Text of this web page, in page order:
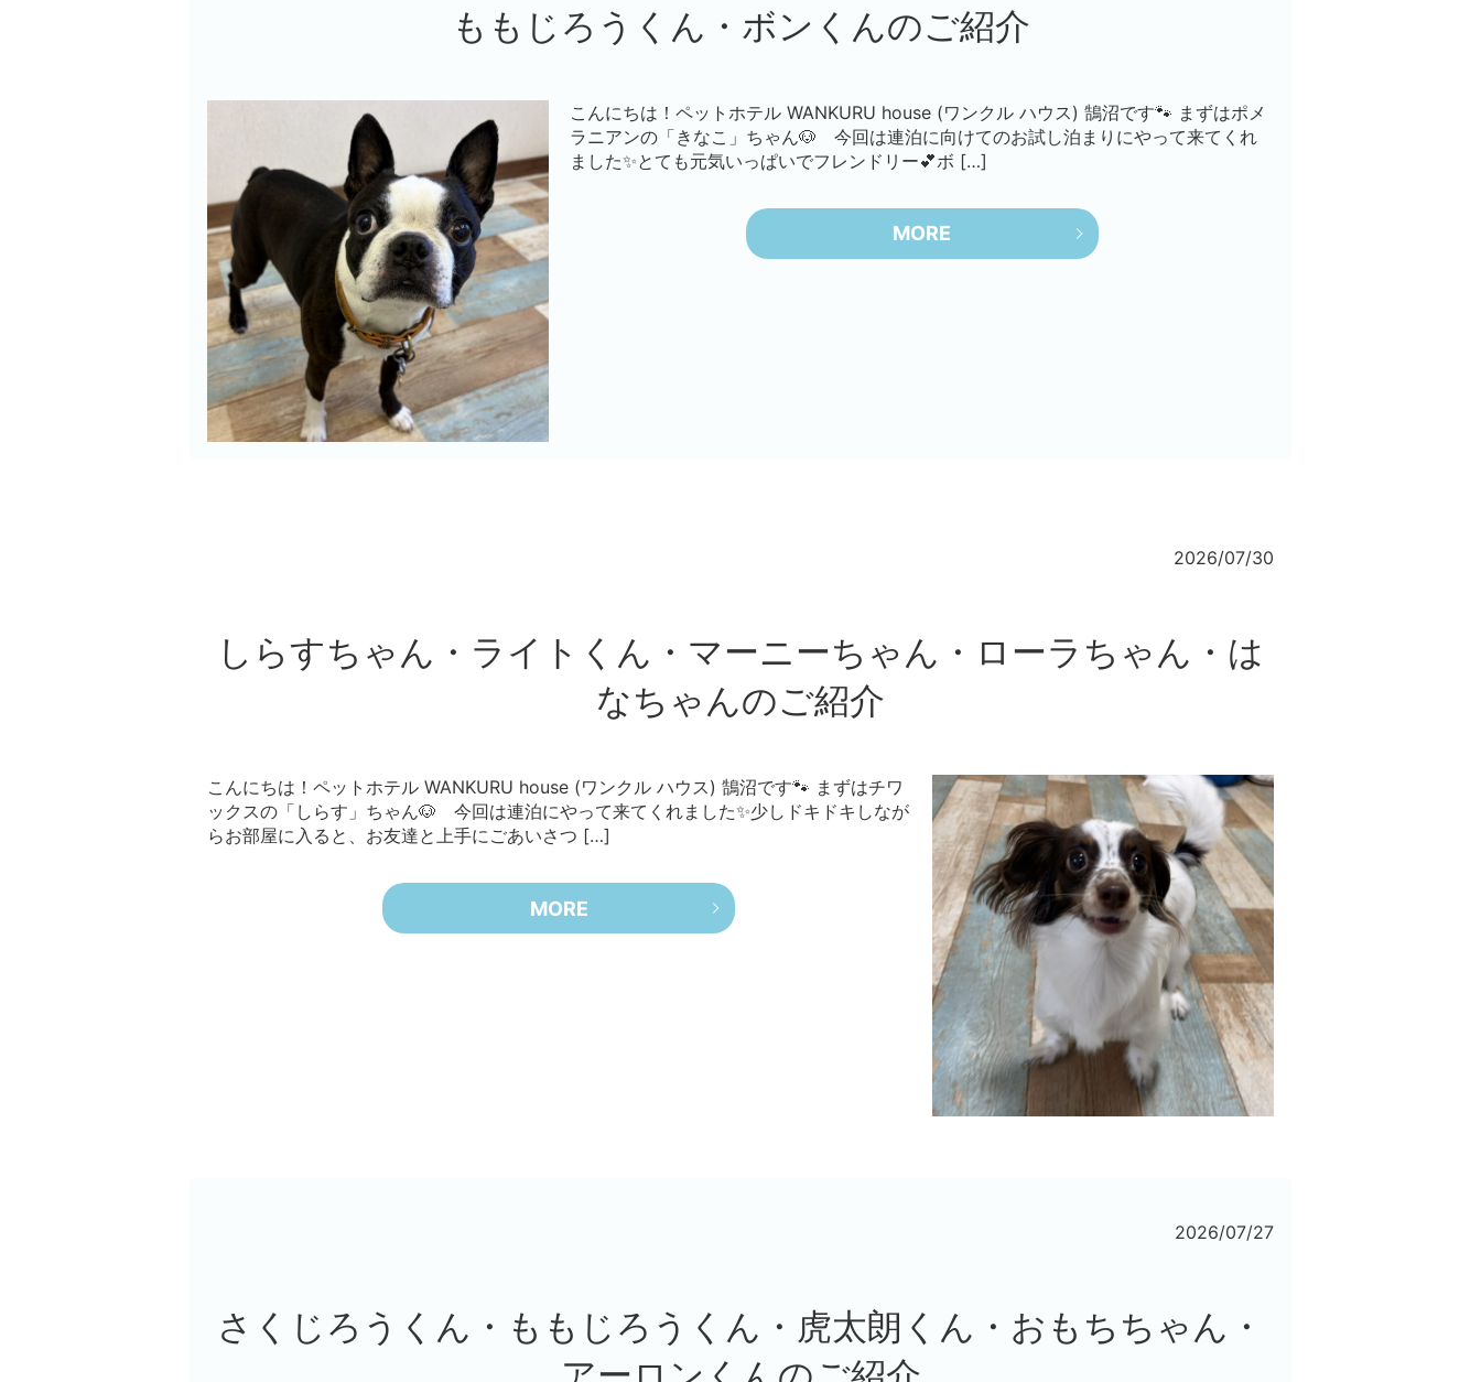
ももじろうくん・ボンくんのご紹介
こんにちは！ペットホテル WANKURU house (ワンクル ハウス) 鵠沼です🐾 まずはポメ
ラニアンの「きなこ」ちゃん🐶 今回は連泊に向けてのお試し泊まりにやって来てくれ
ました✨とても元気いっぱいでフレンドリー💕ボ […]
MORE
2026/07/30
しらすちゃん・ライトくん・マーニーちゃん・ローラちゃん・は
なちゃんのご紹介
こんにちは！ペットホテル WANKURU house (ワンクル ハウス) 鵠沼です🐾 まずはチワ
ックスの「しらす」ちゃん🐶 今回は連泊にやって来てくれました✨少しドキドキしなが
らお部屋に入ると、お友達と上手にごあいさつ […]
MORE
2026/07/27
さくじろうくん・ももじろうくん・虎太朗くん・おもちちゃん・